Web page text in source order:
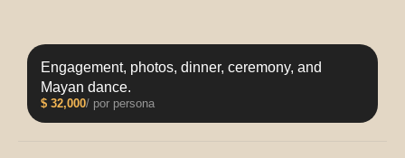
Engagement, photos, dinner, ceremony, and
Mayan dance.
$ 32,000/ por persona